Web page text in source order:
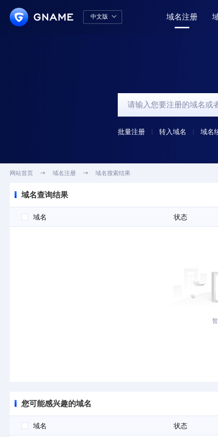
中文版  域名注册
批量注册 转入域名 域名
网站首页  域名注册  域名搜索结果
域名查询结果
域名 状态
您可能感兴趣的域名
域名 状态